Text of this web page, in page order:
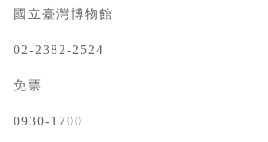
國立臺灣博物館
02-2382-2524
免票
0930-1700